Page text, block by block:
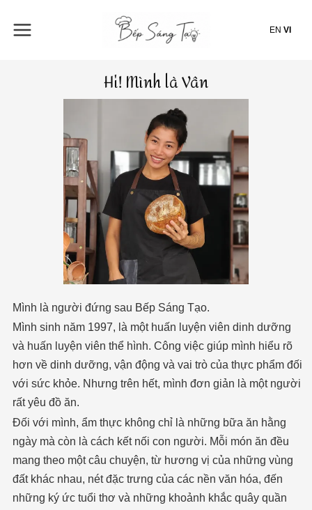
EN VI
Hi! Mình là Vân
Mình là người đứng sau Bếp Sáng Tạo.
Mình sinh năm 1997, là một huấn luyện viên dinh dưỡng
và huấn luyện viên thể hình. Công việc giúp mình hiểu rõ
hơn về dinh dưỡng, vận động và vai trò của thực phẩm đối
với sức khỏe. Nhưng trên hết, mình đơn giản là một người
rất yêu đồ ăn.
Đối với mình, ẩm thực không chỉ là những bữa ăn hằng
ngày mà còn là cách kết nối con người. Mỗi món ăn đều
mang theo một câu chuyện, từ hương vị của những vùng
đất khác nhau, nét đặc trưng của các nền văn hóa, đến
những ký ức tuổi thơ và những khoảnh khắc quây quần